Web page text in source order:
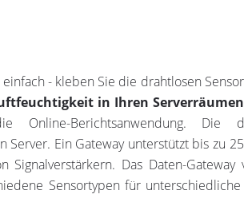
- kleben Sie die drahtlosen
in Ihren Serverräumen
Online-Berichtsanwendung. Die
Ein Gateway unterstützt bis zu
Das Daten-
Sensortypen für